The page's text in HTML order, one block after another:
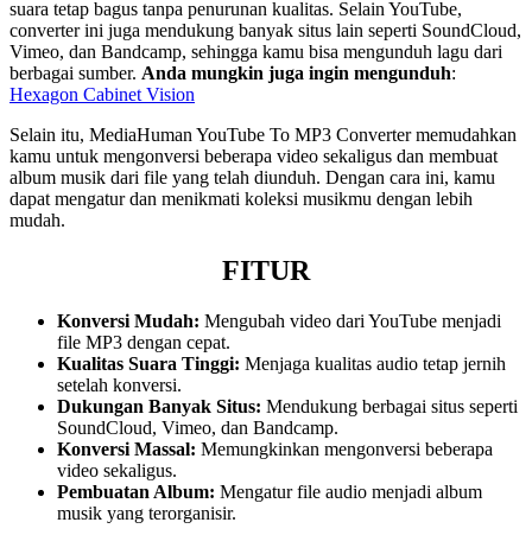
suara tetap bagus tanpa penurunan kualitas. Selain YouTube,
converter ini juga mendukung banyak situs lain seperti SoundCloud,
Vimeo, dan Bandcamp, sehingga kamu bisa mengunduh lagu dari
berbagai sumber. Anda mungkin juga ingin mengunduh:
Hexagon Cabinet Vision
Selain itu, MediaHuman YouTube To MP3 Converter memudahkan
kamu untuk mengonversi beberapa video sekaligus dan membuat
album musik dari file yang telah diunduh. Dengan cara ini, kamu
dapat mengatur dan menikmati koleksi musikmu dengan lebih
mudah.
FITUR
Konversi Mudah: Mengubah video dari YouTube menjadi
file MP3 dengan cepat.
Kualitas Suara Tinggi: Menjaga kualitas audio tetap jernih
setelah konversi.
Dukungan Banyak Situs: Mendukung berbagai situs seperti
SoundCloud, Vimeo, dan Bandcamp.
Konversi Massal: Memungkinkan mengonversi beberapa
video sekaligus.
Pembuatan Album: Mengatur file audio menjadi album
musik yang terorganisir.